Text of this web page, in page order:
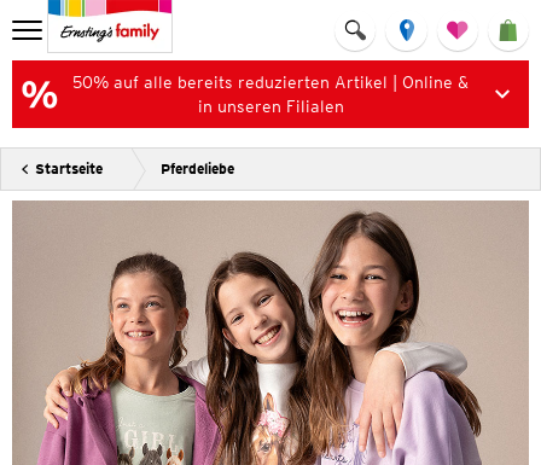
50% auf alle bereits reduzierten Artikel | Online &
in unseren Filialen
Startseite Pferdeliebe